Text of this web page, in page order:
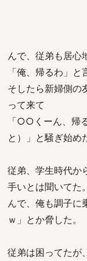
んで、従弟も居心
「俺、帰るわ」と
そしたら新婦側の
って来て
「○○くーん、帰
と）」と騒ぎ始め
従弟、学生時代か
手いとは聞いてた。
んで、俺も調子に
ｗ」とか脅した。
従弟は困ってたが